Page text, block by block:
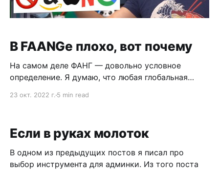
В FAANGе плохо, вот почему
На самом деле ФАНГ — довольно условное
определение. Я думаю, что любая глобальная
второй поток, ну а если вам не нужна обратная
связь, то
23 окт. 2022 г. 5 min read
Если в руках молоток
В одном из предыдущих постов я писал про
выбор инструмента для админки. Из того поста